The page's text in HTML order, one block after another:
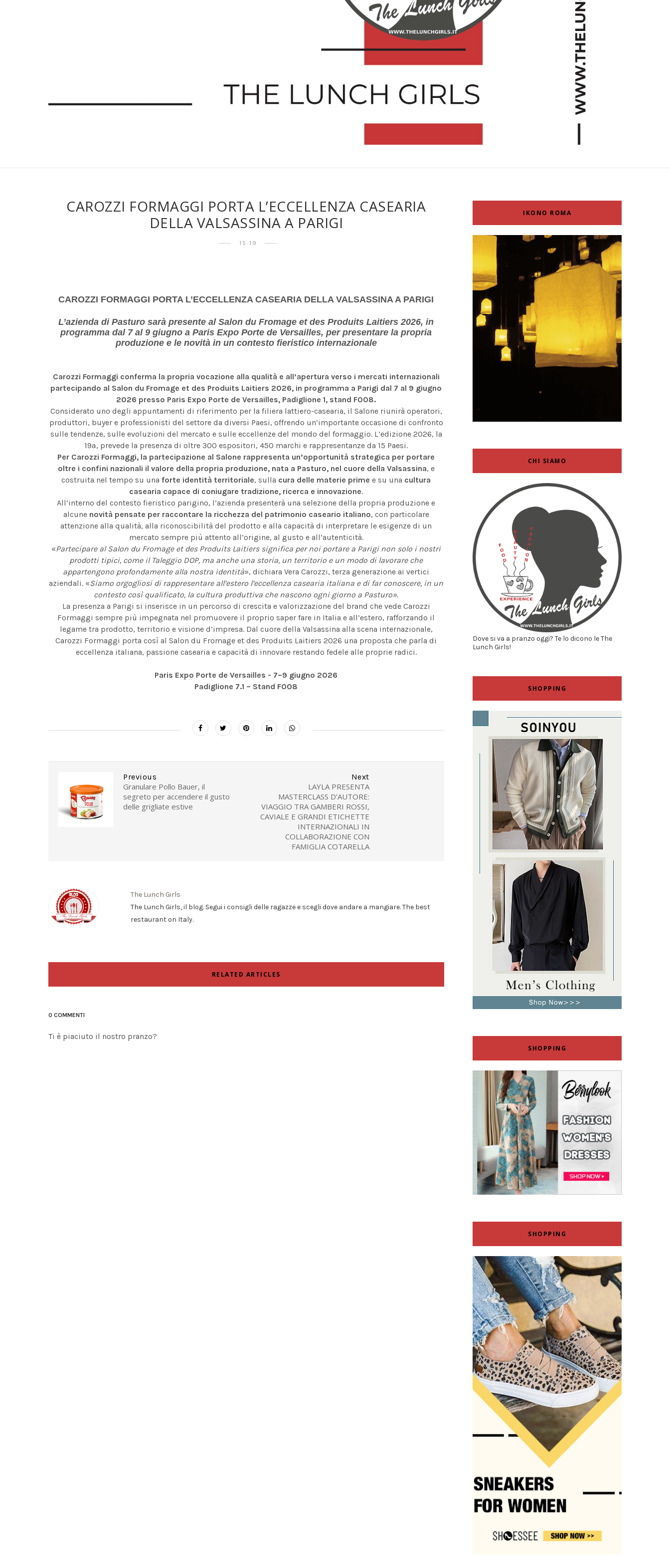
CAROZZI FORMAGGI PORTA L’ECCELLENZA CASEARIA
DELLA VALSASSINA A PARIGI
15:19
CAROZZI FORMAGGI PORTA L’ECCELLENZA CASEARIA DELLA VALSASSINA A PARIGI
L’azienda di Pasturo sarà presente al Salon du Fromage et des Produits Laitiers 2026, in
programma dal 7 al 9 giugno a Paris Expo Porte de Versailles, per presentare la propria
produzione e le novità in un contesto fieristico internazionale
Carozzi Formaggi conferma la propria vocazione alla qualità e all’apertura verso i mercati internazionali
partecipando al Salon du Fromage et des Produits Laitiers 2026, in programma a Parigi dal 7 al 9 giugno
2026 presso Paris Expo Porte de Versailles, Padiglione 1, stand FOO8.
Considerato uno degli appuntamenti di riferimento per la filiera lattiero-casearia, il Salone riunirà operatori,
produttori, buyer e professionisti del settore da diversi Paesi, offrendo un’importante occasione di confronto
sulle tendenze, sulle evoluzioni del mercato e sulle eccellenze del mondo del formaggio. L’edizione 2026, la
19ª, prevede la presenza di oltre 300 espositori, 450 marchi e rappresentanze da 15 Paesi.
Per Carozzi Formaggi, la partecipazione al Salone rappresenta un’opportunità strategica per portare
oltre i confini nazionali il valore della propria produzione, nata a Pasturo, nel cuore della Valsassina, e
costruita nel tempo su una forte identità territoriale, sulla cura delle materie prime e su una cultura
casearia capace di coniugare tradizione, ricerca e innovazione.
All’interno del contesto fieristico parigino, l’azienda presenterà una selezione della propria produzione e
alcune novità pensate per raccontare la ricchezza del patrimonio caseario italiano, con particolare
attenzione alla qualità, alla riconoscibilità del prodotto e alla capacità di interpretare le esigenze di un
mercato sempre più attento all’origine, al gusto e all’autenticità.
«Partecipare al Salon du Fromage et des Produits Laitiers significa per noi portare a Parigi non solo i nostri
prodotti tipici, come il Taleggio DOP, ma anche una storia, un territorio e un modo di lavorare che
appartengono profondamente alla nostra identità», dichiara Vera Carozzi, terza generazione ai vertici
aziendali. «Siamo orgogliosi di rappresentare all’estero l’eccellenza casearia italiana e di far conoscere, in un
contesto così qualificato, la cultura produttiva che nascono ogni giorno a Pasturo».
La presenza a Parigi si inserisce in un percorso di crescita e valorizzazione del brand che vede Carozzi
Formaggi sempre più impegnata nel promuovere il proprio saper fare in Italia e all’estero, rafforzando il
legame tra prodotto, territorio e visione d’impresa. Dal cuore della Valsassina alla scena internazionale,
Carozzi Formaggi porta così al Salon du Fromage et des Produits Laitiers 2026 una proposta che parla di
eccellenza italiana, passione casearia e capacità di innovare restando fedele alle proprie radici.
Paris Expo Porte de Versailles - 7–9 giugno 2026
Padiglione 7.1 – Stand FOO8
Next
LAYLA PRESENTA
MASTERCLASS D’AUTORE:
VIAGGIO TRA GAMBERI ROSSI,
CAVIALE E GRANDI ETICHETTE
INTERNAZIONALI IN
COLLABORAZIONE CON
FAMIGLIA COTARELLA
Previous
Granulare Pollo Bauer, il
segreto per accendere il gusto
delle grigliate estive
The Lunch Girls
The Lunch Girls, il blog. Segui i consigli delle ragazze e scegli dove andare a mangiare. The best
restaurant on Italy.
RELATED ARTICLES
0 COMMENTI
Ti è piaciuto il nostro pranzo?
IKONO ROMA
CHI SIAMO
Dove si va a pranzo oggi? Te lo dicono le The
Lunch Girls!
SHOPPING
SHOPPING
SHOPPING